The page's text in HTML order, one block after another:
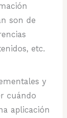
son de
etc.
y
cuándo
aplicación